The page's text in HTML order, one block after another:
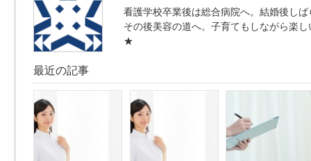
看護学校卒業後は総合病院へ。結婚後し
その後美容の道へ。子育てもしながら楽
★
最近の記事